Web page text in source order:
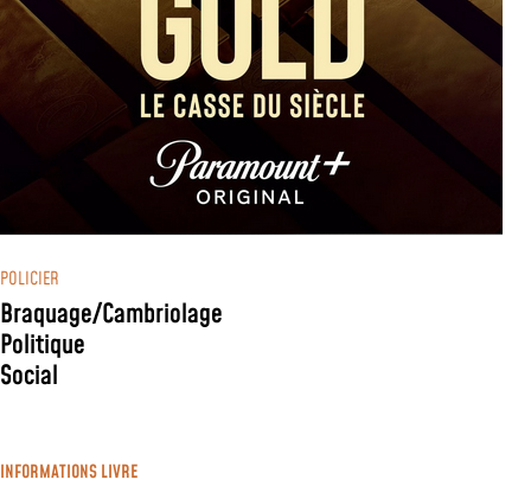
POLICIER
Braquage/Cambriolage
Politique
Social
INFORMATIONS LIVRE